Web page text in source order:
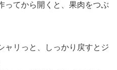
ってから開くと、果肉をつぶ
ャリっと、しっかり戻すとジ